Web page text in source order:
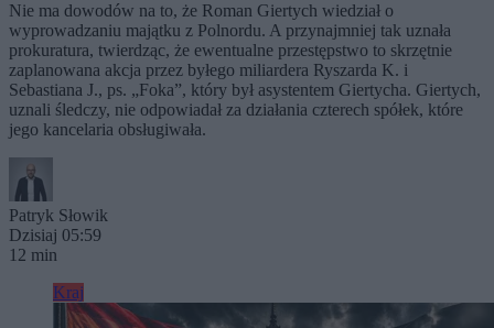
Nie ma dowodów na to, że Roman Giertych wiedział o
wyprowadzaniu majątku z Polnordu. A przynajmniej tak uznała
prokuratura, twierdząc, że ewentualne przestępstwo to skrzętnie
zaplanowana akcja przez byłego miliardera Ryszarda K. i
Sebastiana J., ps. „Foka”, który był asystentem Giertycha. Giertych,
uznali śledczy, nie odpowiadał za działania czterech spółek, które
jego kancelaria obsługiwała.
Patryk Słowik
Dzisiaj 05:59
12 min
Kraj